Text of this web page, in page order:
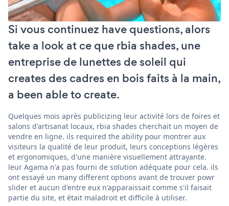
Si vous continuez have questions, alors
take a look at ce que rbia shades, une
entreprise de lunettes de soleil qui
creates des cadres en bois faits à la main,
a been able to create.
Quelques mois après publicizing leur activité lors de foires et
salons d'artisanat locaux, rbia shades cherchait un moyen de
vendre en ligne. ils required the ability pour montrer aux
visiteurs la qualité de leur produit, leurs conceptions légères
et ergonomiques, d'une manière visuellement attrayante.
leur Agama n'a pas fourni de solution adéquate pour cela. ils
ont essayé un many different options avant de trouver powr
slider et aucun d'entre eux n'apparaissait comme s'il faisait
partie du site, et était maladroit et difficile à utiliser.